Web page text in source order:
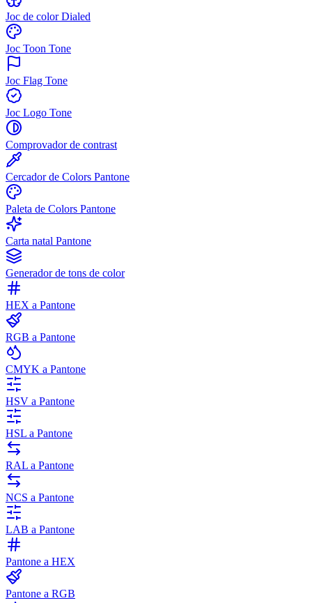
Joc de color Dialed
Joc Toon Tone
Joc Flag Tone
Joc Logo Tone
Comprovador de contrast
Cercador de Colors Pantone
Paleta de Colors Pantone
Carta natal Pantone
Generador de tons de color
HEX a Pantone
RGB a Pantone
CMYK a Pantone
HSV a Pantone
HSL a Pantone
RAL a Pantone
NCS a Pantone
LAB a Pantone
Pantone a HEX
Pantone a RGB